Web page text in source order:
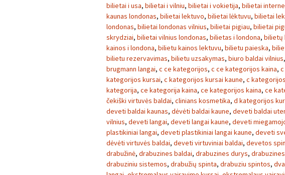
bilietai i usa, bilietai i vilniu, bilietai i vokietija, bilietai
kaunas londonas, bilietai lektuvo, bilietai lėktuvu, bilietai
londonas, bilietai londonas vilnius, bilietai pigiau, bilietai
skrydziai, bilietai vilnius londonas, bilietas i londona, bilietų
kainos i londona, bilietu kainos lektuvu, bilietu paieska,
bilietu rezervavimas, bilietu uzsakymas, biuro baldai vilnius,
brugmann langai, c ce kategorijos, c ce kategorijos kaina,
kategorijos kursai, c kategorijos kursai kaune, c
kategorija, ce kategorija kaina, ce kategorijos kaina, ce
čekiški virtuvės baldai, clinians kosmetika, d kategorijos
deveti baldai kaunas, dėvėti baldai kaune, deveti baldai
vilnius, deveti langai, deveti langai kaune, deveti
plastikiniai langai, deveti plastikiniai langai kaune, deveti
dėvėti virtuvės baldai, deveti virtuviniai baldai, devetos
drabužinė, drabuzines baldai, drabuzines durys,
drabuziniu sistemos, drabužių spinta, drabuziu spintos,